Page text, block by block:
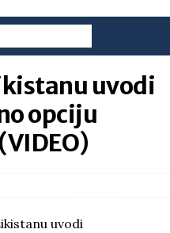
uvodi
opciju